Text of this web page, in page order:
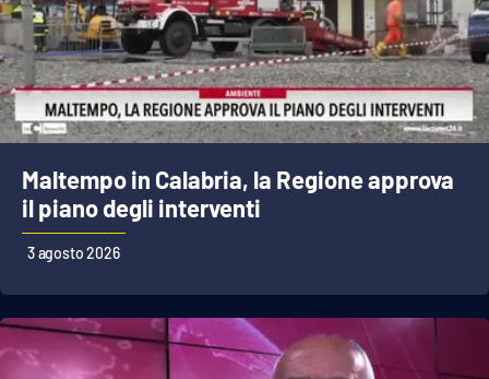
Politica
Sanità
Società
Sport
RUBRICHE
Parchi Marini Calabria
Maltempo in Calabria, la Regione approva
il piano degli interventi
3 agosto 2026